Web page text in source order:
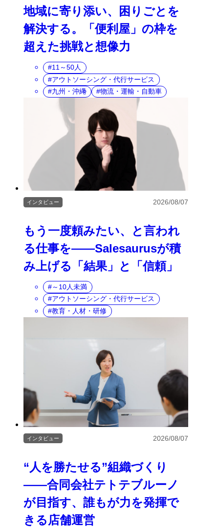
地域に寄り添い、困りごとを
解決する。「便利屋」の枠を
超えた挑戦と想像力
11～50人
アウトソーシング・代行サービス
九州・沖縄
物流・運輸・自動車
もう一度頼みたい、と言われ
る仕事を――Salesaurusが積
み上げる「結果」と「信頼」
インタビュー 2026/08/07
～10人未満
アウトソーシング・代行サービス
教育・人材・研修
“人を勝たせる”組織づくり
――合同会社テトテブルーノ
が目指す、誰もが力を発揮で
きる店舗運営
インタビュー 2026/08/07